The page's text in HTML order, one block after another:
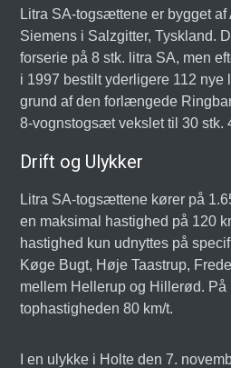
Litra SA-togsættene er bygget af
Siemens i Salzgitter, Tyskland.
forserie på 8 stk. litra SA, men
i 1997 bestilt yderligere 112
grund af den forlængede
8-vognstogsæt vekslet til 30 stk.
Drift og Ulykker
Litra SA-togsættene kører på
en maksimal hastighed på 120
hastighed kun udnyttes på
Køge Bugt, Høje Taastrup,
mellem Hellerup og Hillerød. På
tophastigheden 80 km/t.
I en ulykke i Holte den 7.